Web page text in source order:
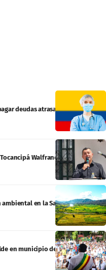
deudas atrasadas: así lo aclaró
Walfrando Forero
en la Sabana de Bogotá
en municipio de Cundinamarca